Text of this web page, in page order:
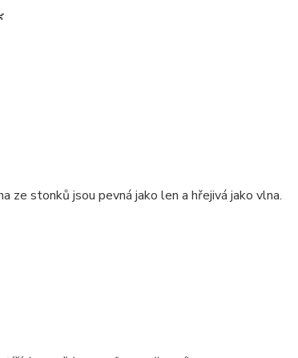
ze stonků jsou pevná jako len a hřejivá jako vlna.